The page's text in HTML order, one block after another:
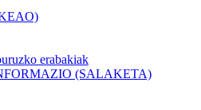
erabakiak
(SALAKETA)